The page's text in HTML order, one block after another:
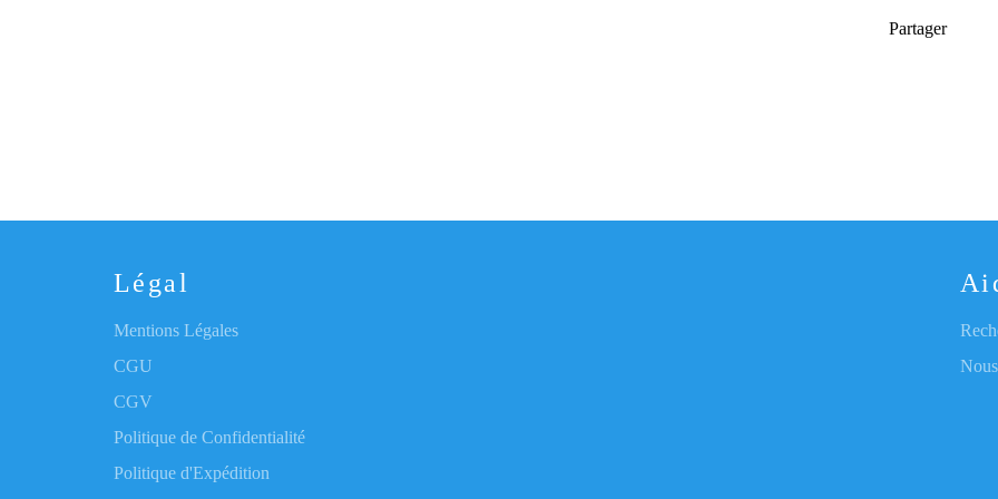
Partager
Légal
Mentions Légales
CGU
CGV
Politique de Confidentialité
Politique d'Expédition